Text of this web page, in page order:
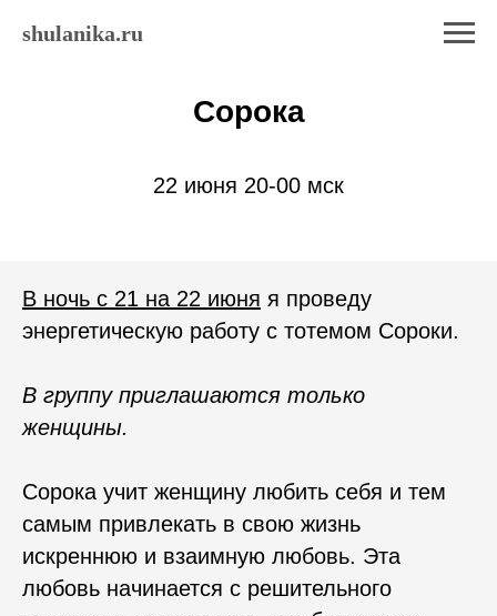
shulanika.ru
Сорока
22 июня 20-00 мск
В ночь с 21 на 22 июня я проведу
энергетическую работу с тотемом Сороки.
В группу приглашаются только
женщины.
Сорока учит женщину любить себя и тем
самым привлекать в свою жизнь
искреннюю и взаимную любовь. Эта
любовь начинается с решительного